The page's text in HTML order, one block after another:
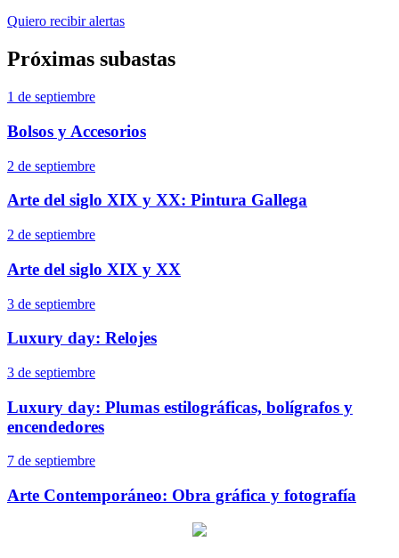
Quiero recibir alertas
Próximas subastas
1 de septiembre
Bolsos y Accesorios
2 de septiembre
Arte del siglo XIX y XX: Pintura Gallega
2 de septiembre
Arte del siglo XIX y XX
3 de septiembre
Luxury day: Relojes
3 de septiembre
Luxury day: Plumas estilográficas, bolígrafos y
encendedores
7 de septiembre
Arte Contemporáneo: Obra gráfica y fotografía